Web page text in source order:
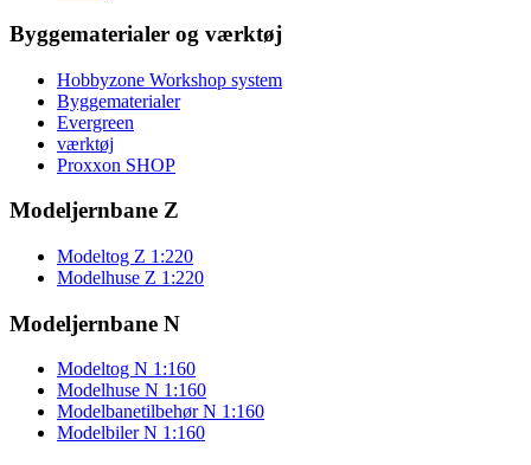
Byggematerialer og værktøj
Hobbyzone Workshop system
Byggematerialer
Evergreen
værktøj
Proxxon SHOP
Modeljernbane Z
Modeltog Z 1:220
Modelhuse Z 1:220
Modeljernbane N
Modeltog N 1:160
Modelhuse N 1:160
Modelbanetilbehør N 1:160
Modelbiler N 1:160